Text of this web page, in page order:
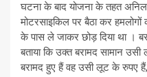
घटना के बाद योजना के तहत
मोटरसाइकिल पर बैठा कर
के पास ले जाकर छोड़ दिया था ।
बताया कि उक्त बरामद सामान
बरामद हुए हैं वह उसी लूट के रुपए